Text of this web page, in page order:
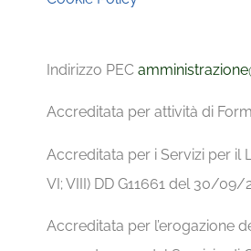
Indirizzo PEC
Accreditata per attività di
Accreditata per i Servizi per il
VI; VIII) DD G11661 del 30/
Accreditata per l’erogazione